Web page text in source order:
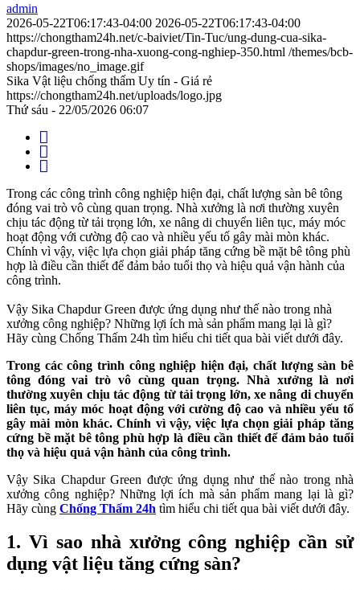
admin
2026-05-22T06:17:43-04:00 2026-05-22T06:17:43-04:00
https://chongtham24h.net/c-baiviet/Tin-Tuc/ung-dung-cua-sika-
chapdur-green-trong-nha-xuong-cong-nghiep-350.html /themes/bcb-
shops/images/no_image.gif
Sika Vật liệu chống thấm Uy tín - Giá rẻ
https://chongtham24h.net/uploads/logo.jpg
Thứ sáu - 22/05/2026 06:07
Trong các công trình công nghiệp hiện đại, chất lượng sàn bê tông
đóng vai trò vô cùng quan trọng. Nhà xưởng là nơi thường xuyên
chịu tác động từ tải trọng lớn, xe nâng di chuyển liên tục, máy móc
hoạt động với cường độ cao và nhiều yếu tố gây mài mòn khác.
Chính vì vậy, việc lựa chọn giải pháp tăng cứng bề mặt bê tông phù
hợp là điều cần thiết để đảm bảo tuổi thọ và hiệu quả vận hành của
công trình.
Vậy Sika Chapdur Green được ứng dụng như thế nào trong nhà
xưởng công nghiệp? Những lợi ích mà sản phẩm mang lại là gì?
Hãy cùng Chống Thấm 24h tìm hiểu chi tiết qua bài viết dưới đây.
Trong các công trình công nghiệp hiện đại, chất lượng sàn bê
tông đóng vai trò vô cùng quan trọng. Nhà xưởng là nơi
thường xuyên chịu tác động từ tải trọng lớn, xe nâng di chuyển
liên tục, máy móc hoạt động với cường độ cao và nhiều yếu tố
gây mài mòn khác. Chính vì vậy, việc lựa chọn giải pháp tăng
cứng bề mặt bê tông phù hợp là điều cần thiết để đảm bảo tuổi
thọ và hiệu quả vận hành của công trình.
Vậy Sika Chapdur Green được ứng dụng như thế nào trong nhà
xưởng công nghiệp? Những lợi ích mà sản phẩm mang lại là gì?
Hãy cùng Chống Thấm 24h tìm hiểu chi tiết qua bài viết dưới đây.
1. Vì sao nhà xưởng công nghiệp cần sử
dụng vật liệu tăng cứng sàn?